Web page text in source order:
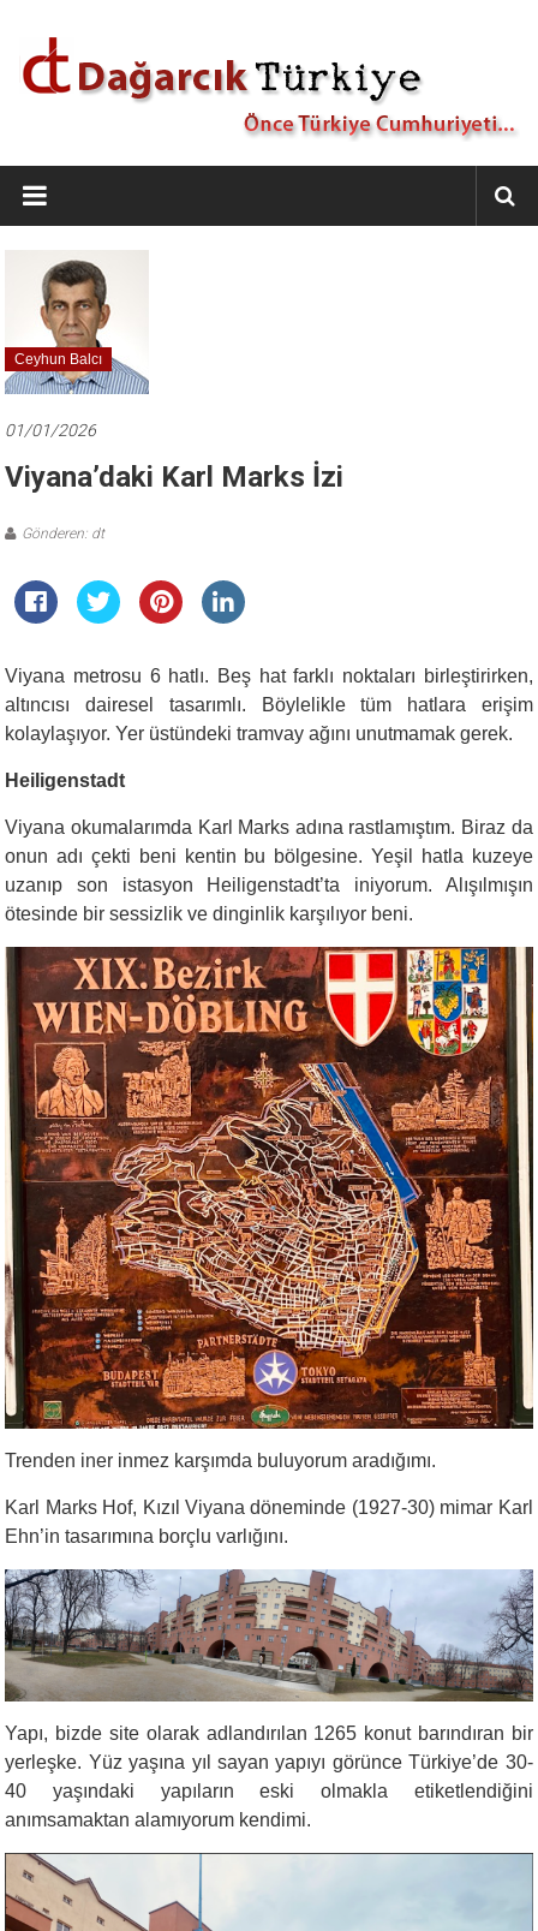
Dağarcık
Türkiye
Türkiye
Cumhuriyeti…
Ceyhun Balcı
01/01/2026
Viyana’daki Karl Marks İzi
Gönderen: dt
Viyana metrosu 6 hatlı. Beş hat farklı noktaları birleştirirken,
altıncısı dairesel tasarımlı. Böylelikle tüm hatlara erişim
kolaylaşıyor. Yer üstündeki tramvay ağını unutmamak gerek.
Heiligenstadt
Viyana okumalarımda Karl Marks adına rastlamıştım. Biraz da
onun adı çekti beni kentin bu bölgesine. Yeşil hatla kuzeye
uzanıp son istasyon Heiligenstadt’ta iniyorum. Alışılmışın
ötesinde bir sessizlik ve dinginlik karşılıyor beni.
Trenden iner inmez karşımda buluyorum aradığımı.
Karl Marks Hof, Kızıl Viyana döneminde (1927-30) mimar Karl
Ehn’in tasarımına borçlu varlığını.
Yapı, bizde site olarak adlandırılan 1265 konut barındıran bir
yerleşke. Yüz yaşına yıl sayan yapıyı görünce Türkiye’de 30-
40 yaşındaki yapıların eski olmakla etiketlendiğini
anımsamaktan alamıyorum kendimi.